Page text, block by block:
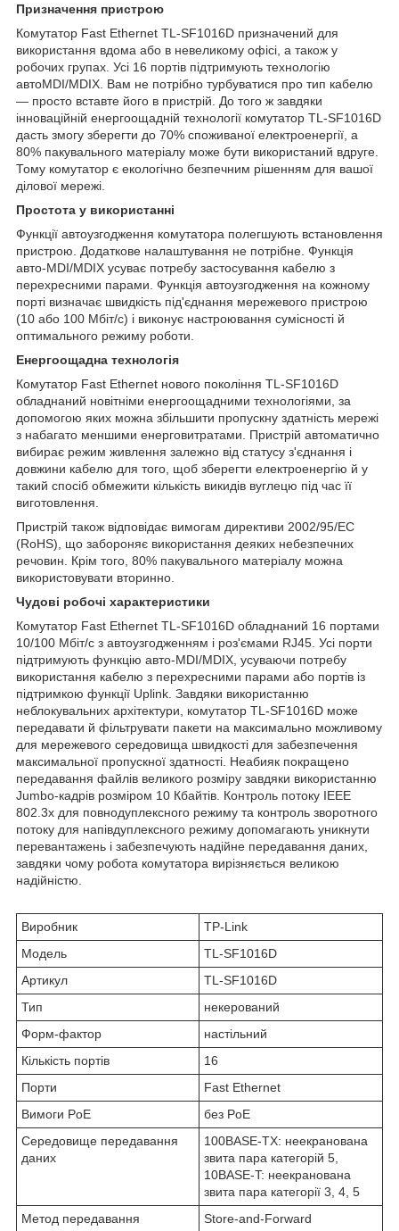
Призначення пристрою
Комутатор Fast Ethernet TL-SF1016D призначений для
використання вдома або в невеликому офісі, а також у
робочих групах. Усі 16 портів підтримують технологію
автоMDI/MDIX. Вам не потрібно турбуватися про тип кабелю
— просто вставте його в пристрій. До того ж завдяки
інноваційній енергоощадній технології комутатор TL-SF1016D
дасть змогу зберегти до 70% споживаної електроенергії, а
80% пакувального матеріалу може бути використаний вдруге.
Тому комутатор є екологічно безпечним рішенням для вашої
ділової мережі.
Простота у використанні
Функції автоузгодження комутатора полегшують встановлення
пристрою. Додаткове налаштування не потрібне. Функція
авто-MDI/MDIX усуває потребу застосування кабелю з
перехресними парами. Функція автоузгодження на кожному
порті визначає швидкість під'єднання мережевого пристрою
(10 або 100 Мбіт/с) і виконує настроювання сумісності й
оптимального режиму роботи.
Енергоощадна технологія
Комутатор Fast Ethernet нового покоління TL-SF1016D
обладнаний новітніми енергоощадними технологіями, за
допомогою яких можна збільшити пропускну здатність мережі
з набагато меншими енерговитратами. Пристрій автоматично
вибирає режим живлення залежно від статусу з'єднання і
довжини кабелю для того, щоб зберегти електроенергію й у
такий спосіб обмежити кількість викидів вуглецю під час її
виготовлення.
Пристрій також відповідає вимогам директиви 2002/95/EC
(RoHS), що забороняє використання деяких небезпечних
речовин. Крім того, 80% пакувального матеріалу можна
використовувати вторинно.
Чудові робочі характеристики
Комутатор Fast Ethernet TL-SF1016D обладнаний 16 портами
10/100 Мбіт/с з автоузгодженням і роз'ємами RJ45. Усі порти
підтримують функцію авто-MDI/MDIX, усуваючи потребу
використання кабелю з перехресними парами або портів із
підтримкою функції Uplink. Завдяки використанню
неблокувальних архітектури, комутатор TL-SF1016D може
передавати й фільтрувати пакети на максимально можливому
для мережевого середовища швидкості для забезпечення
максимальної пропускної здатності. Неабияк покращено
передавання файлів великого розміру завдяки використанню
Jumbo-кадрів розміром 10 Кбайтів. Контроль потоку IEEE
802.3x для повнодуплексного режиму та контроль зворотного
потоку для напівдуплексного режиму допомагають уникнути
перевантажень і забезпечують надійне передавання даних,
завдяки чому робота комутатора вирізняється великою
надійністю.
Виробник
TP-Link
Модель
TL-SF1016D
Артикул
TL-SF1016D
Тип
некерований
Форм-фактор
настільний
Кількість портів
16
Порти
Fast Ethernet
Вимоги PoE
без PoE
Середовище передавання
даних
100BASE-TX: неекранована
звита пара категорій 5,
10BASE-T: неекранована
звита пара категорії 3, 4, 5
Метод передавання
Store-and-Forward